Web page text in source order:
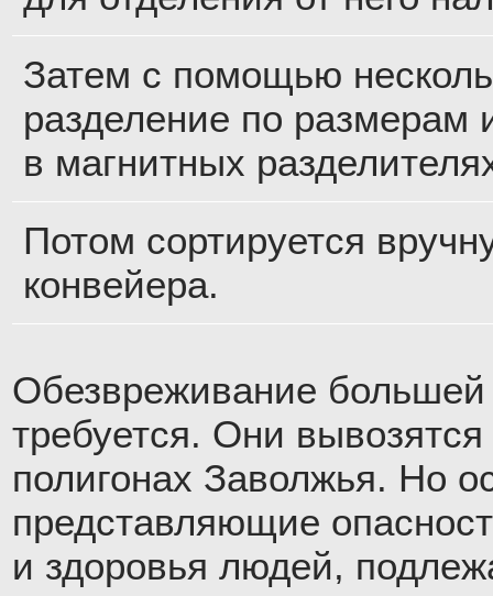
Затем с помощью
разделение по размерам
в магнитных
Потом сортируется
конвейера.
Обезвреживание большей
требуется. Они
полигонах Заволжья. Но
представляющие
и здоровья людей,